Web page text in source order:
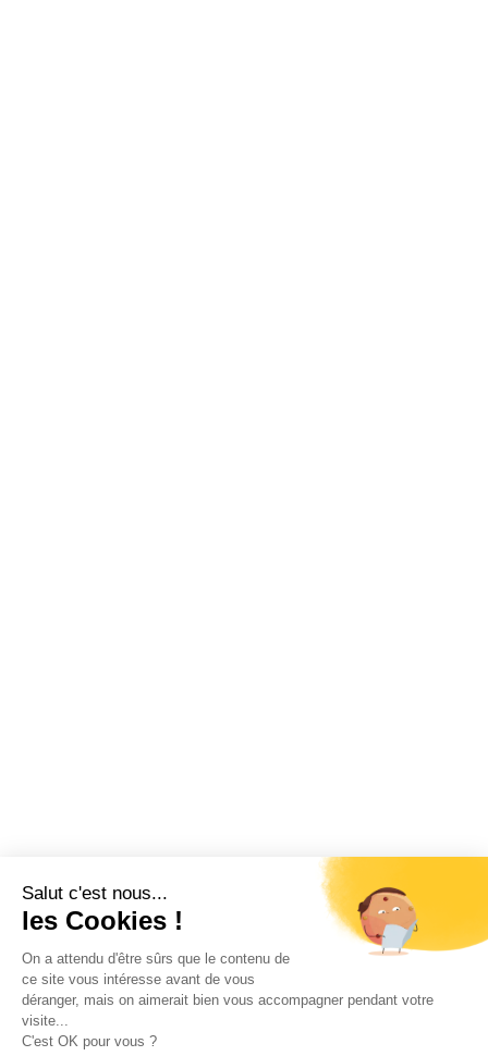
Salut c'est nous...
les Cookies !
On a attendu d'être sûrs que le contenu de
ce site vous intéresse avant de vous
déranger, mais on aimerait bien vous accompagner pendant votre
visite...
C'est OK pour vous ?